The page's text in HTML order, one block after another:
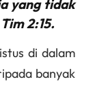
yang tidak
2:15.
di dalam
banyak